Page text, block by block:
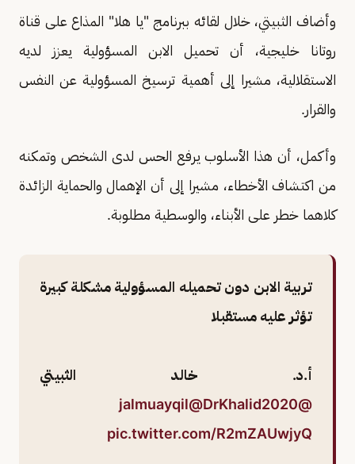
وأضاف الثبيتي، خلال لقائه ببرنامج "يا هلا" المذاع على قناة
روتانا خليجية، أن تحميل الابن المسؤولية يعزز لديه
الاستقلالية، مشيرا إلى أهمية ترسيخ المسؤولية عن النفس
والقرار.
وأكمل، أن هذا الأسلوب يرفع الحس لدى الشخص وتمكنه
من اكتشاف الأخطاء، مشيرا إلى أن الإهمال والحماية الزائدة
كلاهما خطر على الأبناء، والوسطية مطلوبة.
تربية الابن دون تحميله المسؤولية مشكلة كبيرة
تؤثر عليه مستقبلا
أ.د. خالد الثبيتي
@jalmuayqil
@DrKhalid2020
pic.twitter.com/R2mZAUwjyQ